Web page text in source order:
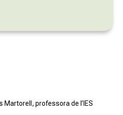
Martorell, professora de l’IES